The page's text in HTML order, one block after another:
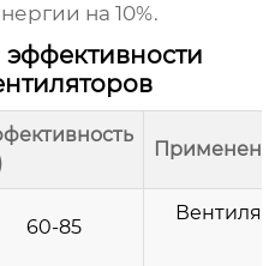
на 10%.
60-85